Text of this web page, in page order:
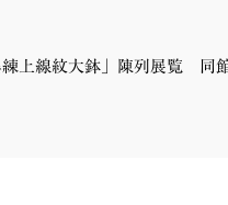
練上線紋大鉢」陳列展覧 同